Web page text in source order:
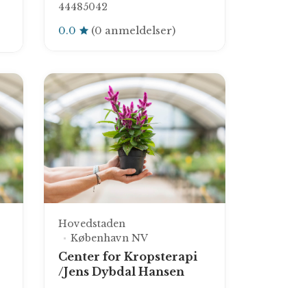
44485042
0.0 (0 anmeldelser)
Hovedstaden
København NV
Center for Kropsterapi
/Jens Dybdal Hansen